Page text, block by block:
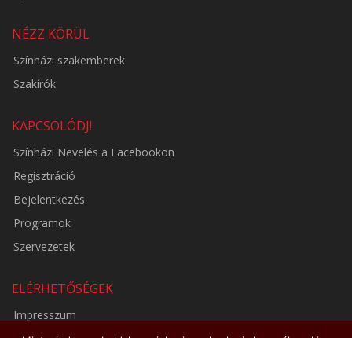
NÉZZ KÖRÜL
Színházi szakemberek
Szakírók
KAPCSOLÓDJ!
Színházi Nevelés a Facebookon
Regisztráció
Bejelentkezés
Programok
Szervezetek
ELÉRHETŐSÉGEK
Impresszum